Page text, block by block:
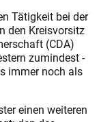
Tätigkeit bei der
den Kreisvorsitz
(CDA)
zumindest -
immer noch als
einen weiteren